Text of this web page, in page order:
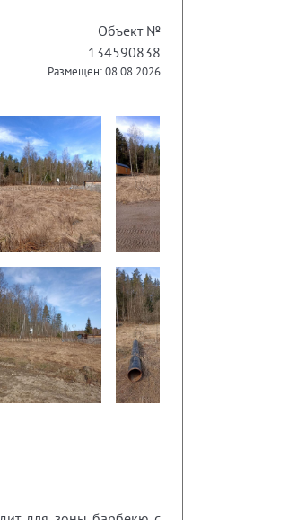
Объект №
134590838
Размещен: 08.08.2026